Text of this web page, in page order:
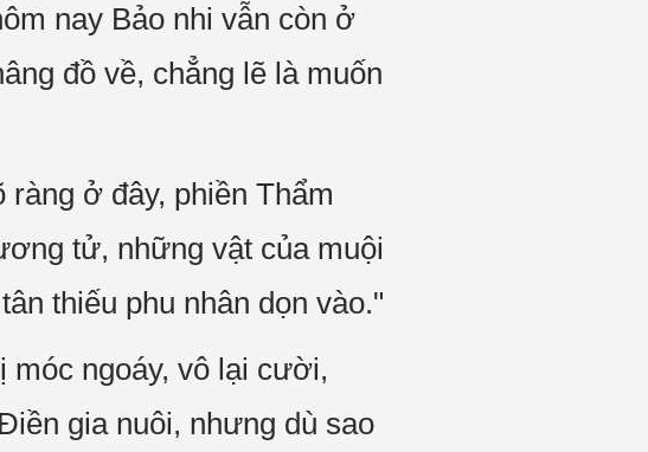
nay Bảo nhi vẫn còn ở
đồ về, chẳng lẽ là muốn
ở đây, phiền Thẩm
tử, những vật của muội
thiếu phu nhân dọn vào."
ngoáy, vô lại cười,
gia nuôi, nhưng dù sao